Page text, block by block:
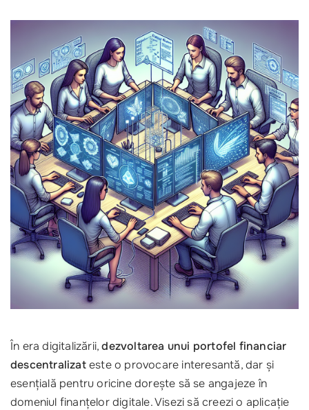
În era digitalizării,dezvoltarea unui portofel financiar
descentralizateste o provocare interesantă, dar și
esențială pentru oricine dorește să se angajeze în
domeniul finanțelor digitale. Visezi să creezi o aplicație